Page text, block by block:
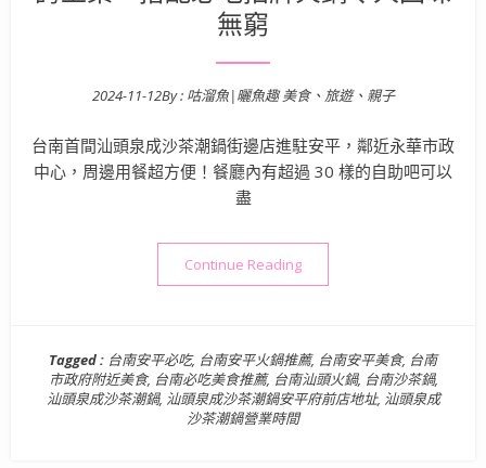
無窮
Posted on
2024-11-12By : 咕溜魚|曬魚趣 美食、旅遊、親子
台南首間汕頭泉成沙茶潮鍋街邊店進駐安平，鄰近永華市政
中心，周邊用餐超方便！餐廳內有超過 30 樣的自助吧可以
盡
Continue Reading“台南美食》汕頭泉成沙茶潮
Tagged : 台南安平必吃, 台南安平火鍋推薦, 台南安平美食, 台南
市政府附近美食, 台南必吃美食推薦, 台南汕頭火鍋, 台南沙茶鍋,
汕頭泉成沙茶潮鍋, 汕頭泉成沙茶潮鍋安平府前店地址, 汕頭泉成
沙茶潮鍋營業時間